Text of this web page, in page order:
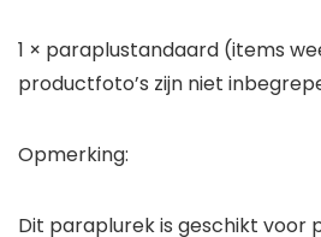
1 × paraplustandaard (items
productfoto’s zijn niet
Opmerking:
Dit paraplurek is geschikt voor